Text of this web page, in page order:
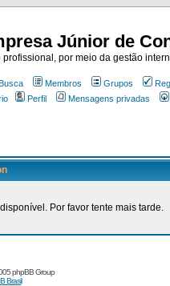
Júnior de
por meio da gestão
Membros Grupos
Perfil Mensagens privadas
Por favor tente mais tarde.
phpBB Group
Brasil